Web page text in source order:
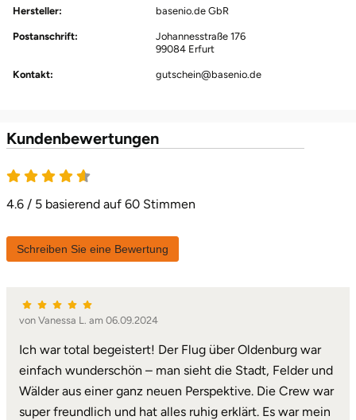
Hersteller:
basenio.de GbR
Postanschrift:
Johannesstraße 176
99084 Erfurt
Kontakt: gutschein@basenio.de
Kundenbewertungen
4.6 von 5
4.6 / 5 basierend auf 60 Stimmen
Schreiben Sie eine Bewertung
von Vanessa L. am 06.09.2024
Ich war total begeistert! Der Flug über Oldenburg war
einfach wunderschön – man sieht die Stadt, Felder und
Wälder aus einer ganz neuen Perspektive. Die Crew war
super freundlich und hat alles ruhig erklärt. Es war mein